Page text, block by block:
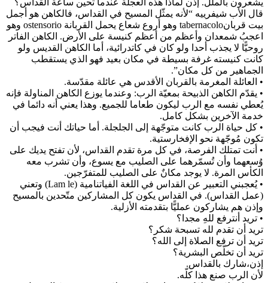
يشعرون بالملل. إذن لماذا هذه العجلة عندما تحين ساعة القداس؟
قال الأب شيفرييه “لأنه يمثّل المسيح في القداس، فالكاهن هو أجمل
بيت قربانtabernacolo وهو أروع شعاع يحمل القربانة ostensorio وهو
اعجبُ شمعدان وأعظم من أعظم كنيسة على الأرض. الكاهن الفاتر
روحيًّا لا يجذب أحدا ولو كان في كاتدرائية، أما الكاهن القديس ولو
كانت كنيسته غرفة بسيطة في مكان بعيد فهو الذي يستقطب
الجماهير من كل مكان”.
• العائلة المغرمة بالقربان الأقدس هي عائلة مقدّسة.
• يقدّم الكاهن الذبيحة بمعيّة الرب: وعندما يوزع الكاهن المناولة فإنه
يُعطي نفسه مع الرب ليكون طعاما للجميع. وهذا يعني أنه دائما في
خدمة الآخرين بشكل كامل.
• كل حياة الرب كانت متوجّهة إلى الجلجلة. أما حياتك أنت فيجب أن
تكون مُوجّهة نحو الإفخارستية.
• أنت تمتلك الفرصة، في كل مرة تقدم القداس، لأن تفتح يديك على
وُسعهما وأن تُسمّرهما على الصليب مع يسوع، وأن تشرب معه
الكأس المرة. لا يوجد مكانٌ على الصليب للمتفرّجين.
• يُعجبني التعبير عن القداس في اللغة الفياتنامية (Lam le) وتعني
(عمل القداس). في القداس يكون كل المشاركين متّحدين بالمسيح
وإذن هم يشاركون عمليًّا بتقدمته الأزلية.
• تريد أنترفع للهِ مجدا؟
تريد أن تقدم لله تسبحة شكر؟
تريد أن ترفع الصلاة إلى الله؟
تريد أن تخلّص البشرية؟
إذن،شارك بالقداس.
لأن الرب صنع هذا كلّه.